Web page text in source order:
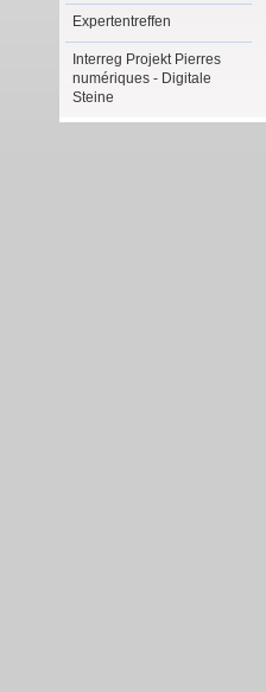
Expertentreffen
Interreg Projekt Pierres
numériques - Digitale
Steine